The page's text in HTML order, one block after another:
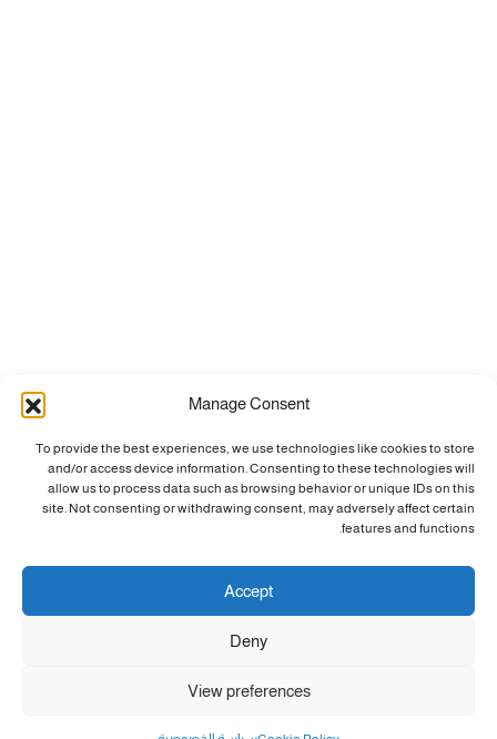
Manage Consent
To provide the best experiences, we use technologies like cookies to store
and/or access device information. Consenting to these technologies will
allow us to process data such as browsing behavior or unique IDs on this
site. Not consenting or withdrawing consent, may adversely affect certain
features and functions.
Accept
Deny
View preferences